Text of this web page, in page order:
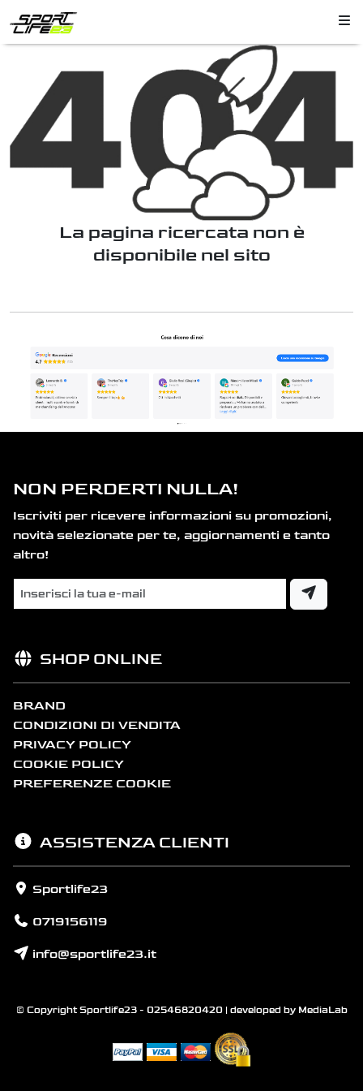
La pagina ricercata non è
disponibile nel sito
NON PERDERTI NULLA!
Iscriviti per ricevere informazioni su promozioni,
novità selezionate per te, aggiornamenti e tanto
altro!
SHOP ONLINE
BRAND
CONDIZIONI DI VENDITA
PRIVACY POLICY
COOKIE POLICY
PREFERENZE COOKIE
ASSISTENZA CLIENTI
Sportlife23
0719156119
info@sportlife23.it
© Copyright Sportlife23 - 02546820420 | developed by MediaLab